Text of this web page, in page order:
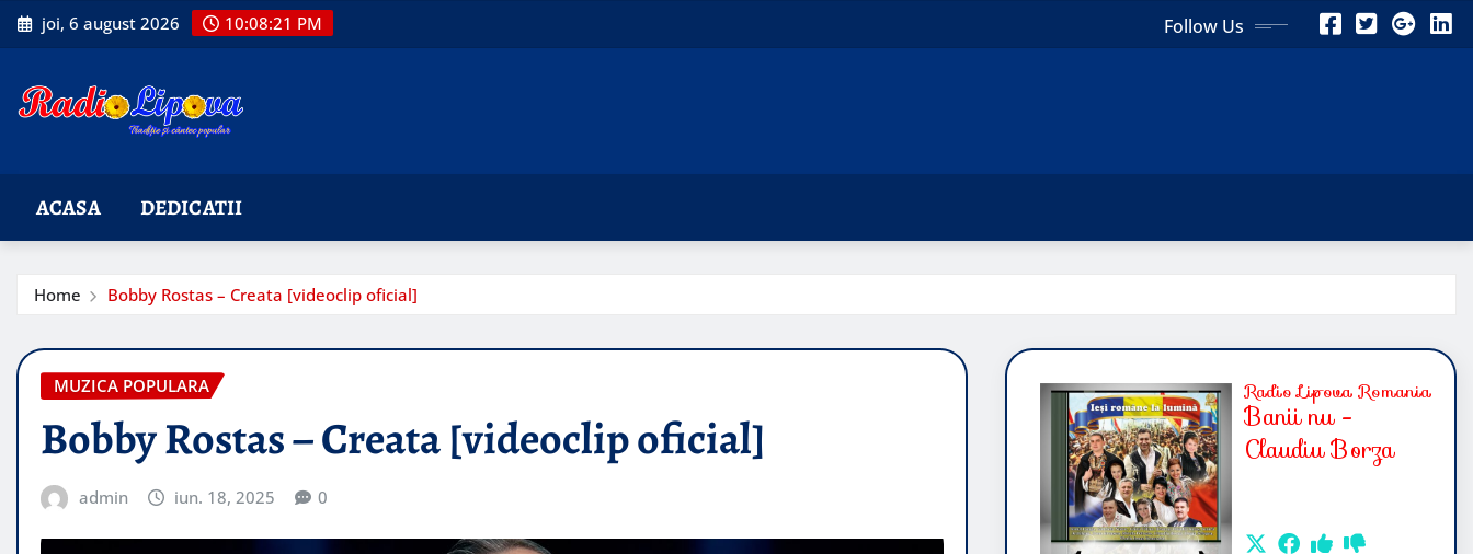
Skip
to
joi, 6 august 2026 10:08:22 PM Follow Us
ACASA DEDICATII
Home Bobby Rostas – Creata [videoclip oficial]
MUZICA POPULARA
Bobby Rostas – Creata [videoclip oficial]
admin iun. 18, 2025 0